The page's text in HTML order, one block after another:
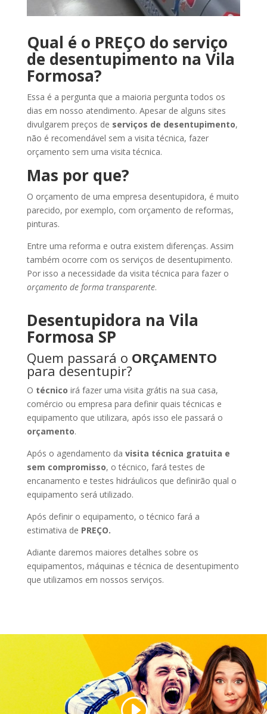
Qual é o PREÇO do serviço
de desentupimento na Vila
Formosa?
Essa é a pergunta que a maioria pergunta todos os
dias em nosso atendimento. Apesar de alguns sites
divulgarem preços de serviços de desentupimento,
não é recomendável sem a visita técnica, fazer
orçamento sem uma visita técnica.
Mas por que?
O orçamento de uma empresa desentupidora, é muito
parecido, por exemplo, com orçamento de reformas,
pinturas.
Entre uma reforma e outra existem diferenças. Assim
também ocorre com os serviços de desentupimento.
Por isso a necessidade da visita técnica para fazer o
orçamento de forma transparente.
Desentupidora na Vila
Formosa SP
Quem passará o ORÇAMENTO
para desentupir?
O técnico irá fazer uma visita grátis na sua casa,
comércio ou empresa para definir quais técnicas e
equipamento que utilizara, após isso ele passará o
orçamento.
Após o agendamento da visita técnica gratuita e
sem compromisso, o técnico, fará testes de
encanamento e testes hidráulicos que definirão qual o
equipamento será utilizado.
Após definir o equipamento, o técnico fará a
estimativa de PREÇO.
Adiante daremos maiores detalhes sobre os
equipamentos, máquinas e técnica de desentupimento
que utilizamos em nossos serviços.